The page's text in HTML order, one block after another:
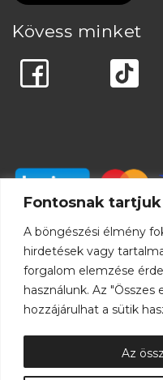
Fontosnak
A böngészési élmény
hirdetések vagy
forgalom elemzése
használunk. Az
hozzájárulhat a sütik
Az
Kövess minket